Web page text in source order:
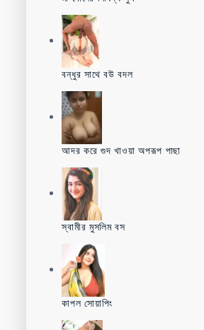
বন্ধুর সাথে বউ বদল
আদর করে গুদ খাওয়া অপরূপ পাছা
স্বামীর মুসলিম বস
কাপল সোয়াপিং